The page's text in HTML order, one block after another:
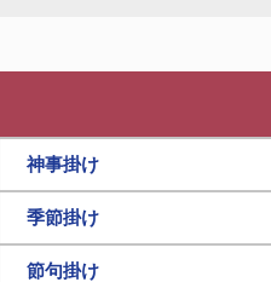
神事掛け
季節掛け
節句掛け